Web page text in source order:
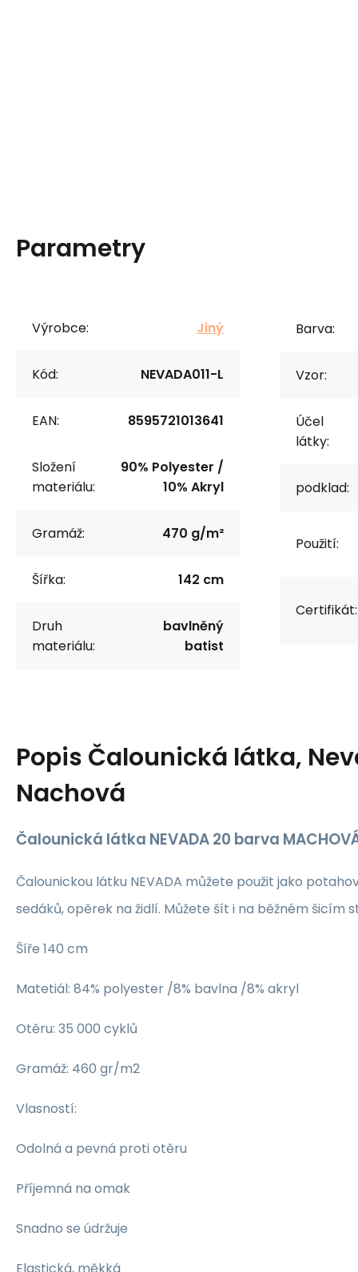
Parametry
Výrobce: Jiný
Kód: NEVADA011-L
EAN: 8595721013641
Složení
materiálu:
90% Polyester /
10% Akryl
Gramáž: 470 g/m²
Šířka: 142 cm
Druh
materiálu:
bavlněný
batist
Barva:
Vzor:
Účel
látky:
podklad:
Použití:
Certifikát:
Popis Čalounická látka,
Nachová
Čalounická látka NEVADA 20 barva
Čalounickou látku NEVADA můžete použit jako
sedáků, opěrek na židlí. Můžete šít i na běžném šicím
Šíře 140 cm
Matetiál: 84% polyester /8% bavlna /8% akryl
Otěru: 35 000 cyklů
Gramáž: 460 gr/m2
Vlasností:
Odolná a pevná proti otěru
Příjemná na omak
Snadno se údržuje